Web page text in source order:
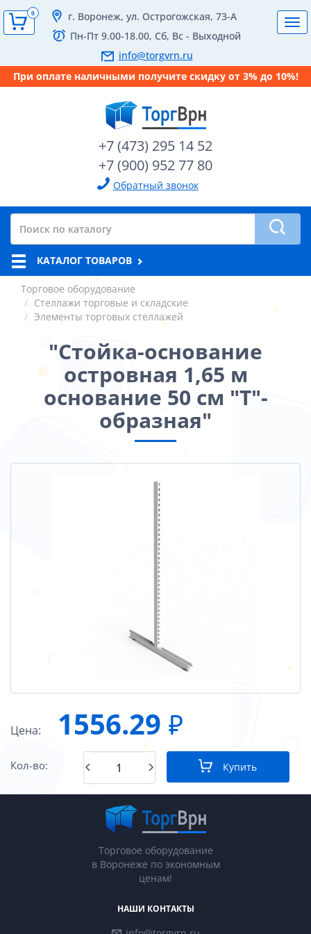
г. Воронеж, ул. Острогожская, 73-А
Пн-Пт 9.00-18.00, Сб, Вс - Выходной
info@torgvrn.ru
При оплате наличными получите скидку от 3% до 10%!
+7 (473) 295 14 52
+7 (900) 952 77 80
Обратный звонок
0
КАТАЛОГ ТОВАРОВ
Торговое оборудование
Стеллажи торговые и складские
Элементы торговых стеллажей
"Стойка-основание
островная 1,65 м
основание 50 см "Т"-
образная"
Цена: 1556.29 ₽
Кол-во: Купить
Торговое оборудование
в Воронеже по экономным
ценам!
НАШИ КОНТАКТЫ